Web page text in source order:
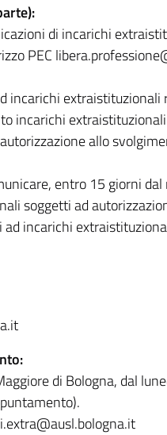
di incarichi
PEC
incarichi
incarichi
allo
entro 15 giorni
soggetti ad
incarichi
di Bologna, dal